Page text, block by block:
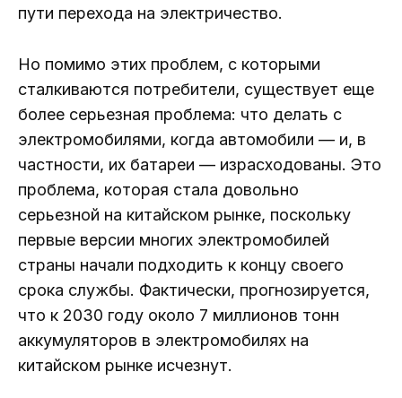
пути перехода на электричество.
Но помимо этих проблем, с которыми
сталкиваются потребители, существует еще
более серьезная проблема: что делать с
электромобилями, когда автомобили — и, в
частности, их батареи — израсходованы. Это
проблема, которая стала довольно
серьезной на китайском рынке, поскольку
первые версии многих электромобилей
страны начали подходить к концу своего
срока службы. Фактически, прогнозируется,
что к 2030 году около 7 миллионов тонн
аккумуляторов в электромобилях на
китайском рынке исчезнут.